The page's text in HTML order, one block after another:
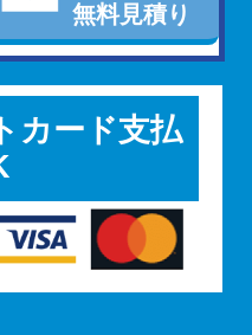
無料見積り
カード支払